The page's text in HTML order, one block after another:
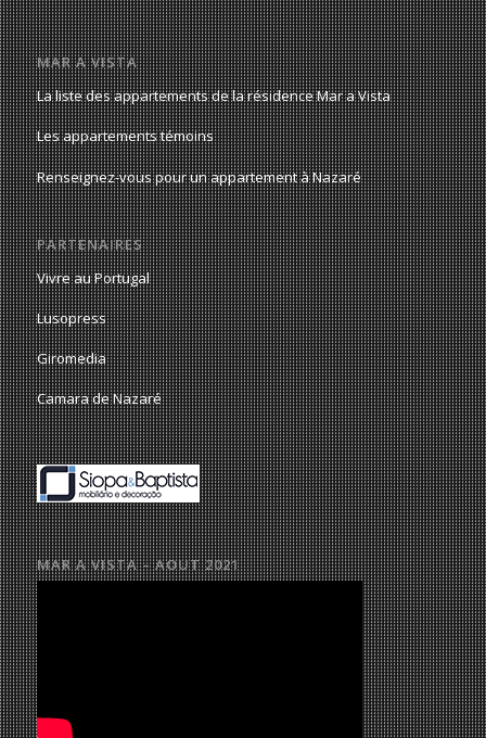
MAR A VISTA
La liste des appartements de la résidence Mar a Vista
Les appartements témoins
Renseignez-vous pour un appartement à Nazaré
PARTENAIRES
Vivre au Portugal
Lusopress
Giromedia
Camara de Nazaré
MAR A VISTA – AOUT 2021